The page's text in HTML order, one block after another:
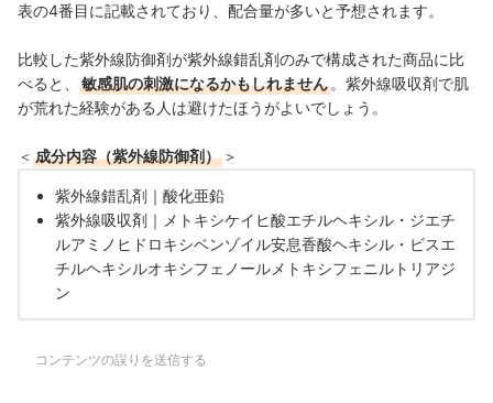
表の4番目に記載されており、配合量が多いと予想されます。
比較した紫外線防御剤が紫外線錯乱剤のみで構成された商品に比
べると、
敏感肌の刺激になるかもしれません 。紫外線吸収剤で肌
が荒れた経験がある人は避けたほうがよいでしょう。
＜ 成分内容（紫外線防御剤） ＞
紫外線錯乱剤｜ 酸化亜鉛
紫外線吸収剤｜ メトキシケイヒ酸エチルヘキシル・ジエチ
ルアミノヒドロキシベンゾイル安息香酸ヘキシル・ビスエ
チルヘキシルオキシフェノールメトキシフェニルトリアジ
ン
コンテンツの誤りを送信する